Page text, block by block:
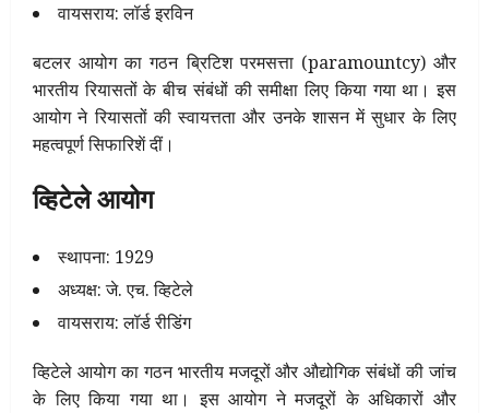
वायसराय: लॉर्ड इरविन
बटलर आयोग का गठन ब्रिटिश परमसत्ता (paramountcy) और
भारतीय रियासतों के बीच संबंधों की समीक्षा लिए किया गया था। इस
आयोग ने रियासतों की स्वायत्तता और उनके शासन में सुधार के लिए
महत्वपूर्ण सिफारिशें दीं।
व्हिटेले आयोग
स्थापना: 1929
अध्यक्ष: जे. एच. व्हिटेले
वायसराय: लॉर्ड रीडिंग
व्हिटेले आयोग का गठन भारतीय मजदूरों और औद्योगिक संबंधों की जांच
के लिए किया गया था। इस आयोग ने मजदूरों के अधिकारों और